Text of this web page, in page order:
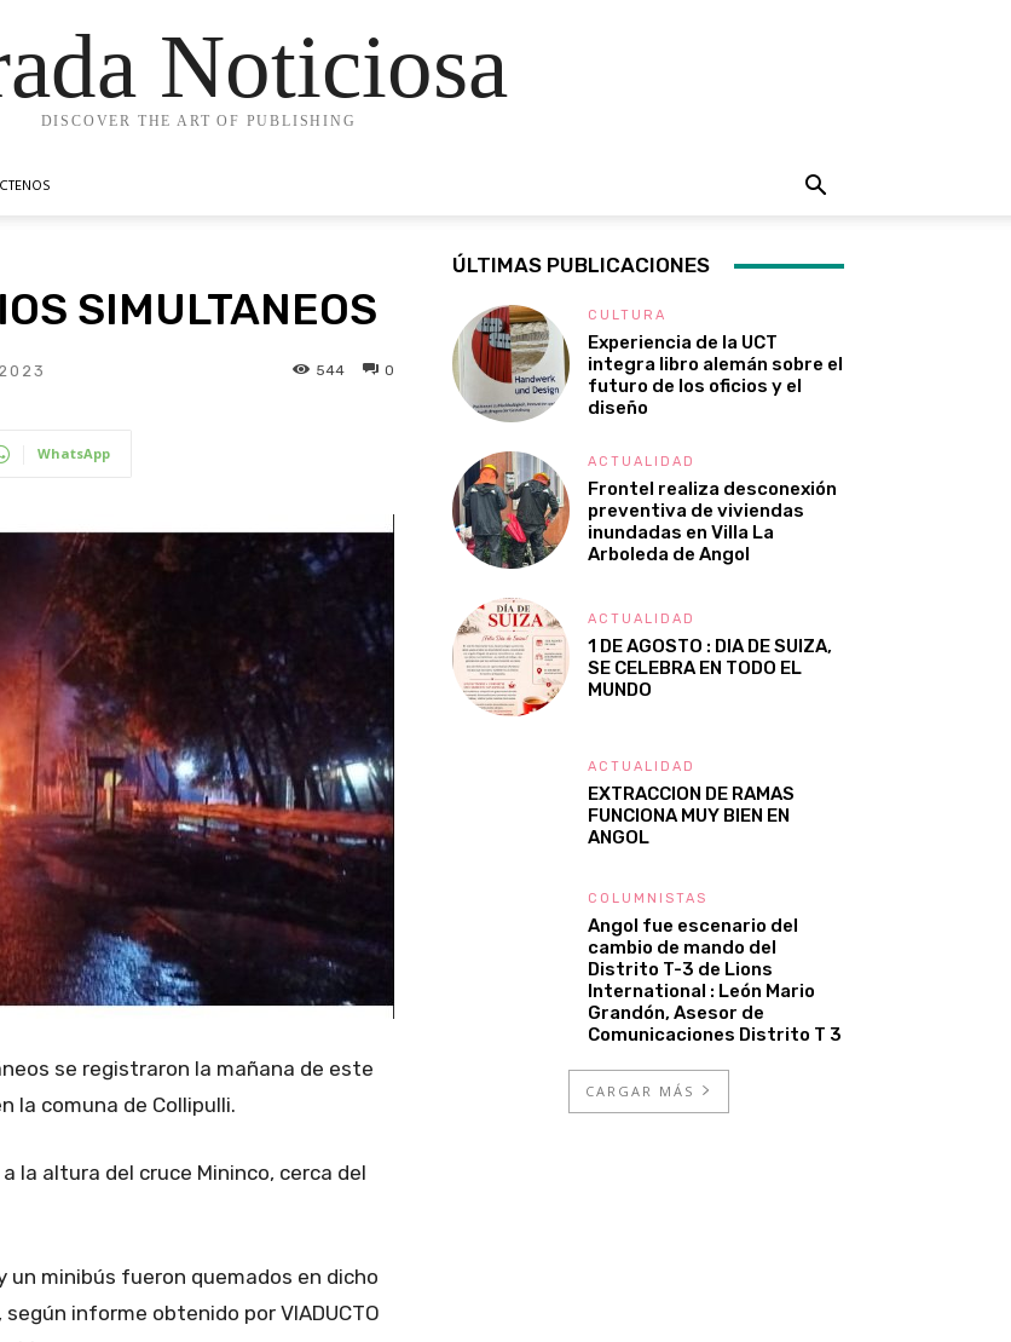
Noticiosa
DISCOVER THE ART OF PUBLISHING
SIMULTANEOS
0
544
WhatsApp
se registraron la mañana de este
la comuna de Collipulli.
la altura del cruce Mininco, cerca del
minibús fueron quemados en dicho
informe obtenido por VIADUCTO
ÚLTIMAS PUBLICACIONES
CULTURA
Experiencia de la UCT
integra libro alemán sobre el
futuro de los oficios y el
diseño
ACTUALIDAD
Frontel realiza desconexión
preventiva de viviendas
inundadas en Villa La
Arboleda de Angol
ACTUALIDAD
1 DE AGOSTO : DIA DE SUIZA,
SE CELEBRA EN TODO EL
MUNDO
ACTUALIDAD
EXTRACCION DE RAMAS
FUNCIONA MUY BIEN EN
ANGOL
COLUMNISTAS
Angol fue escenario del
cambio de mando del
Distrito T-3 de Lions
International : León Mario
Grandón, Asesor de
Comunicaciones Distrito T 3
CARGAR MÁS